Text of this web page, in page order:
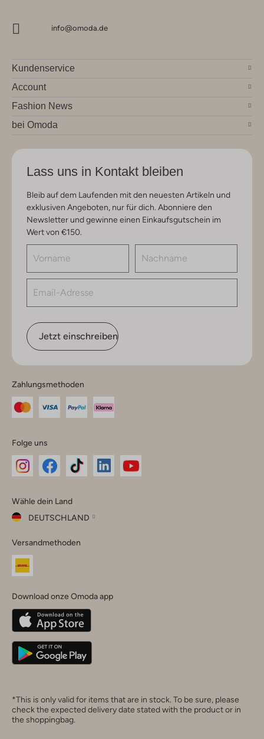
info@omoda.de
Kundenservice
Account
Fashion News
bei Omoda
Lass uns in Kontakt bleiben
Bleib auf dem Laufenden mit den neuesten Artikeln und
exklusiven Angeboten, nur für dich. Abonniere den
Newsletter und gewinne einen Einkaufsgutschein im
Wert von €150.
Jetzt einschreiben
Zahlungsmethoden
Folge uns
Instagram
Facebook
TikTok
Wähle dein Land
DEUTSCHLAND
dein
Land
Belgique(Français)
Deutschland
Versandmethoden
Download onze Omoda app
*This is only valid for items that are in stock. To be sure, please
check the expected delivery date stated with the product or in
the shoppingbag.